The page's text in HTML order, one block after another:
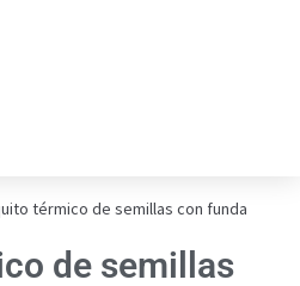
térmico de semillas con funda
de semillas